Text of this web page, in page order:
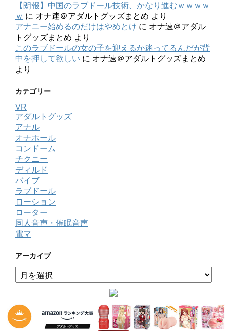
【朗報】中国のラブドール技術、かなり進むｗｗｗｗ
ｗ に オナ速＠アダルトグッズまとめ より
アナニー始めるのだけはやめとけ に オナ速＠アダル
トグッズまとめ より
このラブドールの女の子を迎えるか迷ってるんだが背
中を押して欲しい に オナ速＠アダルトグッズまとめ
より
カテゴリー
VR
アダルトグッズ
アナル
オナホール
コンドーム
チクニー
ディルド
バイブ
ラブドール
ローション
ローター
同人音声・催眠音声
電マ
アーカイブ
ア
ー
イ
ブ
人気記事